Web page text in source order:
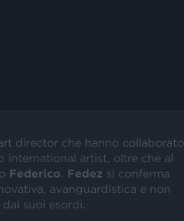
director che hanno collaborato
international artist, oltre che al
Federico Fedez si conferma
avanguardistica e non
suoi esordi.